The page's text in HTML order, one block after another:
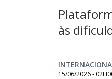
às
15/06/2026 -